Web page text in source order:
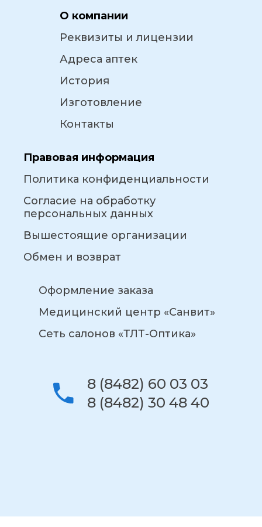
О компании
Реквизиты и лицензии
Адреса аптек
История
Изготовление
Контакты
Правовая информация
Политика конфиденциальности
Согласие на обработку
персональных данных
Вышестоящие организации
Обмен и возврат
Оформление заказа
Медицинский центр «Санвит»
Сеть салонов «ТЛТ-Оптика»
8 (8482) 60 03 03
8 (8482) 30 48 40